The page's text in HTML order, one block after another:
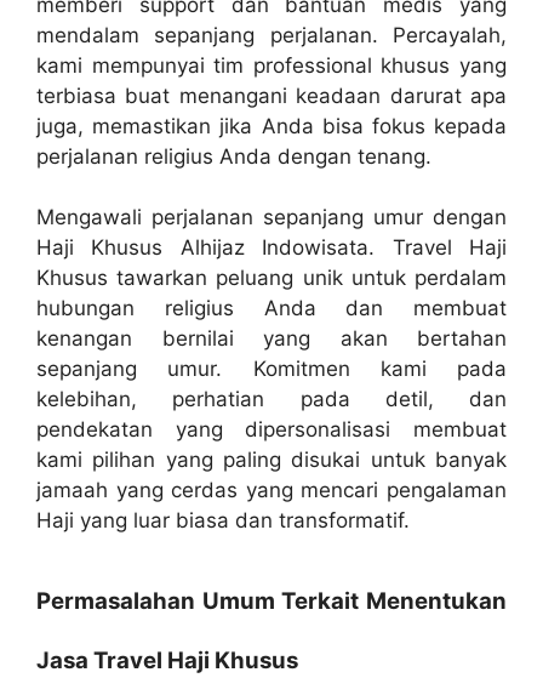
mendalam sepanjang perjalanan. Percayalah,
kami mempunyai tim professional khusus yang
terbiasa buat menangani keadaan darurat apa
juga, memastikan jika Anda bisa fokus kepada
perjalanan religius Anda dengan tenang.
Mengawali perjalanan sepanjang umur dengan
Haji Khusus Alhijaz Indowisata. Travel Haji
Khusus tawarkan peluang unik untuk perdalam
hubungan religius Anda dan membuat
kenangan bernilai yang akan bertahan
sepanjang umur. Komitmen kami pada
kelebihan, perhatian pada detil, dan
pendekatan yang dipersonalisasi membuat
kami pilihan yang paling disukai untuk banyak
jamaah yang cerdas yang mencari pengalaman
Haji yang luar biasa dan transformatif.
Permasalahan Umum Terkait Menentukan
Jasa Travel Haji Khusus